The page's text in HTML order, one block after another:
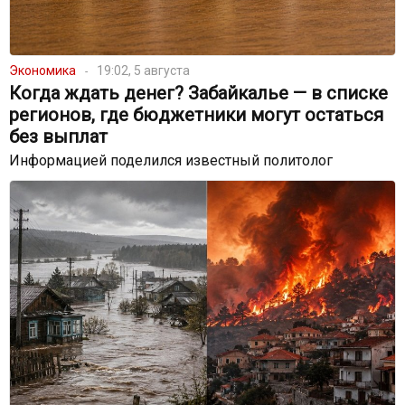
Экономика 19:02, 5 августа
Когда ждать денег? Забайкалье — в списке
регионов, где бюджетники могут остаться
без выплат
Информацией поделился известный политолог